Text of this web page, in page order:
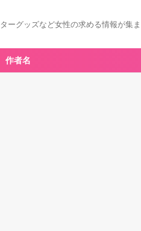
ーグッズなど女性の求める情報が集
作者名